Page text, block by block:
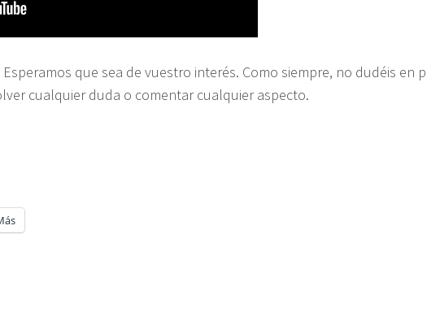
que sea de vuestro interés. Como siempre, no dudéis en
cualquier duda o comentar cualquier aspecto.